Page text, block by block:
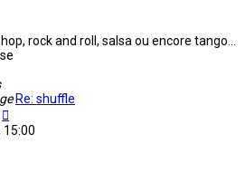
rock and roll, salsa ou encore tango...
Re: shuffle
le
15:00